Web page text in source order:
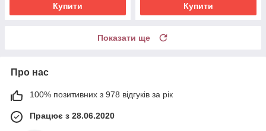
Купити Купити
Показати ще
Про нас
100% позитивних з 978 відгуків за рік
Працює з 28.06.2020